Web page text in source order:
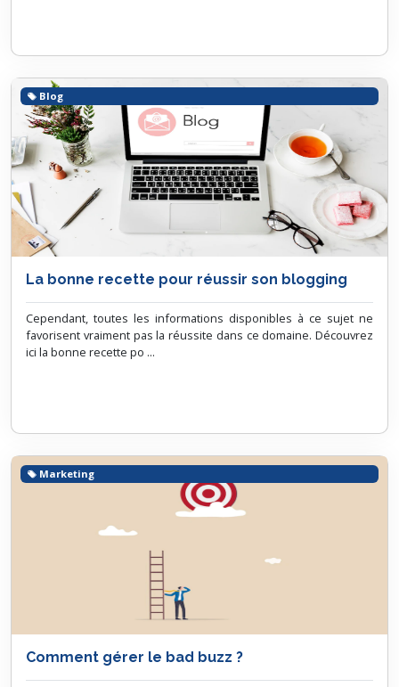
La bonne recette pour réussir son blogging
Cependant, toutes les informations disponibles à ce sujet ne
favorisent vraiment pas la réussite dans ce domaine. Découvrez
ici la bonne recette po ...
Blog
Comment gérer le bad buzz ?
Marketing